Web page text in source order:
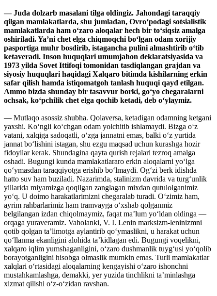
— Juda dolzarb masalani tilga oldingiz. Jahondagi taraqqiy
qilgan mamlakatlarda, shu jumladan, Ovro‘podagi sotsialistik
mamlakatlarda ham o‘zaro aloqalar hech bir to‘siqsiz amalga
oshiriladi. Ya’ni chet elga chiqmoqchi bo‘lgan odam xorijiy
pasportiga muhr bosdirib, istagancha pulini almashtirib o‘tib
ketaveradi. Inson huquqlari umumjahon deklaratsiyasida va
1973 yilda Sovet Ittifoqi tomonidan tasdiqlangan grajdan va
siyosiy huquqlari haqidagi Xalqaro bitimda kishilarning erkin
safar qilish hamda istiqomatgoh tanlash huquqi qayd etilgan.
Ammo bizda shunday bir tasavvur borki, go‘yo chegaralarni
ochsak, ko‘pchilik chet elga qochib ketadi, deb o‘ylaymiz.
— Mutlaqo asossiz shubha. Qolaversa, ketadigan odamning ketgani
yaxshi. Ko‘ngli ko‘chgan odam yolchitib ishlamaydi. Bizga o‘z
vatani, xalqiga sadoqatli, o‘zga jannatni emas, balki o‘z yurtida
jannat bo‘lishini istagan, shu ezgu maqsad uchun kurashga hozir
fidoyilar kerak. Shundagina qayta qurish rejalari tezroq amalga
oshadi. Bugungi kunda mamlakatlararo erkin aloqalarni yo‘lga
qo‘ymasdan taraqqiyotga erishib bo‘lmaydi. Og‘zi berk idishda
hatto suv ham buziladi. Nazarimda, stalinizm davrida va turg‘unlik
yillarida miyamizga qoqilgan zanglagan mixdan qutulolganimiz
yo‘q. U doimo harakatlarimizni chegaralab turadi. O‘zimiz ham,
ayrim rahbarlarimiz ham tramvayga o‘xshab qolganmiz —
belgilangan izdan chiqolmaymiz, faqat ma’lum yo‘ldan oldinga —
orqaga yuraveramiz. Vaholanki, V. I. Lenin marksizm-leninizmni
qotib qolgan ta’limotga aylantirib qo‘ymaslikni, u harakat uchun
qo‘llanma ekanligini alohida ta’kidlagan edi. Bugungi voqelikni,
xalqaro iqlim yumshaganligini, o‘zaro dushmanlik tuyg‘usi yo‘qolib
borayotganligini hisobga olmaslik mumkin emas. Turli mamlakatlar
xalqlari o‘rtasidagi aloqalarning kengayishi o‘zaro ishonchni
mustahkamlashga, demakki, yer yuzida tinchlikni ta’minlashga
xizmat qilishi o‘z-o‘zidan ravshan.